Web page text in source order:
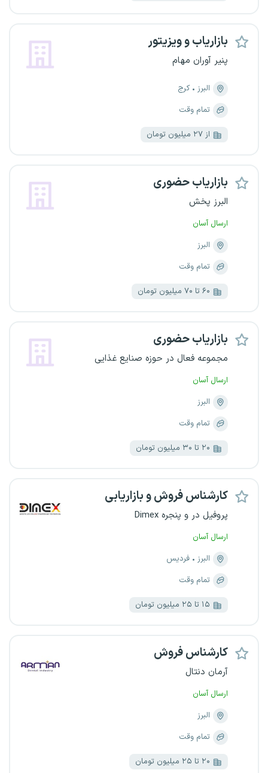
بازاریاب و ویزیتور
پنیر آوران مهام
البرز
کرج
تمام وقت
از ۲۷ میلیون تومان
بازاریاب حضوری
البرز پخش
ارسال آسان
البرز
تمام وقت
۶۰ تا ۷۰ میلیون تومان
بازاریاب حضوری
مجموعه فعال در حوزه صنایع غذایی
ارسال آسان
البرز
تمام وقت
۲۰ تا ۳۰ میلیون تومان
کارشناس فروش و بازاریابی
پروفیل در و پنجره Dimex
ارسال آسان
البرز
فردیس
تمام وقت
۱۵ تا ۲۵ میلیون تومان
کارشناس فروش
آرمان دنتال
ارسال آسان
البرز
تمام وقت
۲۰ تا ۲۵ میلیون تومان